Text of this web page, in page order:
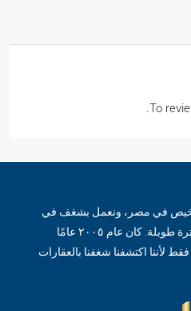
To
على ترخيص في مصر، ونعمل بشغف في
سوق العقارات المصري منذ فترة طويلة. كان عام ٢٠٠٥ عامًا
لأننا اكتشفنا شغفنا بالعقارات